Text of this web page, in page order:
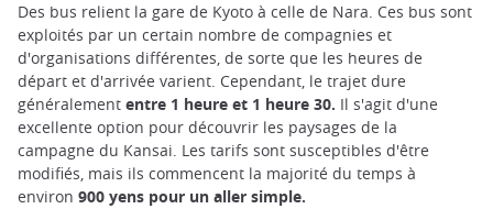
Des bus relient la gare de Kyoto à celle de Nara. Ces bus sont
exploités par un certain nombre de compagnies et
d'organisations différentes, de sorte que les heures de
départ et d'arrivée varient. Cependant, le trajet dure
généralement entre 1 heure et 1 heure 30. Il s'agit d'une
excellente option pour découvrir les paysages de la
campagne du Kansai. Les tarifs sont susceptibles d'être
modifiés, mais ils commencent la majorité du temps à
environ 900 yens pour un aller simple.